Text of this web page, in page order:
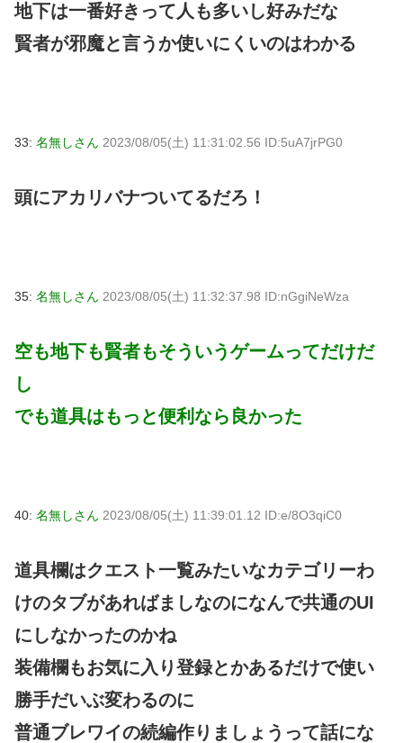
地下は一番好きって人も多いし好みだな
賢者が邪魔と言うか使いにくいのはわかる
33: 名無しさん 2023/08/05(土) 11:31:02.56 ID:5uA7jrPG0
頭にアカリバナついてるだろ！
35: 名無しさん 2023/08/05(土) 11:32:37.98 ID:nGgiNeWza
空も地下も賢者もそういうゲームってだけだ
し
でも道具はもっと便利なら良かった
40: 名無しさん 2023/08/05(土) 11:39:01.12 ID:e/8O3qiC0
道具欄はクエスト一覧みたいなカテゴリーわ
けのタブがあればましなのになんで共通のUI
にしなかったのかね
装備欄もお気に入り登録とかあるだけで使い
勝手だいぶ変わるのに
普通ブレワイの続編作りましょうって話にな